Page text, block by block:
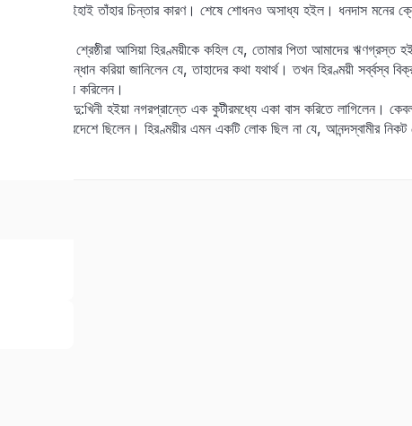
ছিলেন। ইহাই তাঁহার চিন্তার কারণ। শেষে শোধনও অসাধ্য হইল। ধনদাস মনের
অপরাপর শ্রেষ্ঠীরা আসিয়া হিরণ্ময়ীকে কহিল যে, তোমার পিতা আমাদের ঋণগ্রস্ত
অনুসন্ধান করিয়া জানিলেন যে, তাহাদের কথা যথার্থ। তখন হিরণ্ময়ী সর্ব্বস্ব
পর্য্যন্ত বিক্রয় করিলেন।
দু:খে দু:খিনী হইয়া নগরপ্রান্তে এক কুটীরমধ্যে একা বাস করিতে লাগিলেন।
তিনি তখন দূরদেশে ছিলেন। হিরণ্ময়ীর এমন একটি লোক ছিল না যে, আনন্দস্বামীর
me